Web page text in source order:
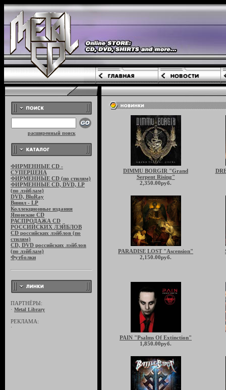
расширенный поиск
ФИРМЕННЫЕ CD -
СУПЕРЦЕНА
ФИРМЕННЫЕ CD (по стилям)
ФИРМЕННЫЕ CD, DVD, LP
(по лэйблам)
DVD, BluRay
Винил - LP
Коллекционные издания
Японские CD
РАСПРОДАЖА CD
РОССИЙСКИХ ЛЭЙБЛОВ
CD российских лэйблов (по
стилям)
CD, DVD российских лэйблов
(по лэйблам)
Футболки
ПАРТНЁРЫ:
· Metal Library
РЕКЛАМА:
·
DIMMU BORGIR "Grand
Serpent Rising"
2,350.00руб.
PARADISE LOST "Ascension"
2,150.00руб.
PAIN "Psalms Of Extinction"
1,850.00руб.